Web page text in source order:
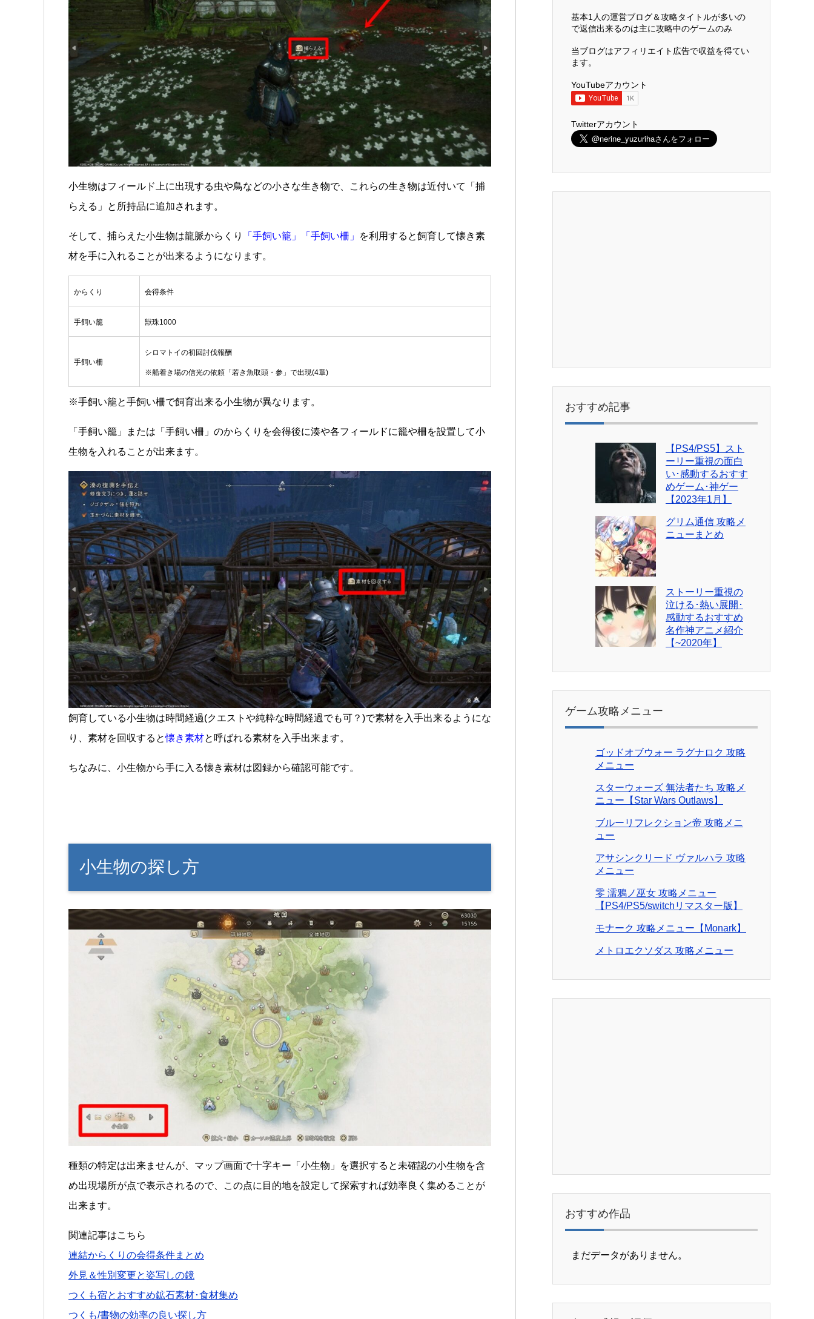
小生物はフィールド上に出現する虫や鳥などの小さな生き物で、これらの生き物は近付いて「捕
らえる」と所持品に追加されます。
そして、捕らえた小生物は龍脈からくり 「手飼い籠」「手飼い柵」
を利用すると飼育して懐き素
材を手に入れることが出来るようになります。
からくり 会得条件
手飼い籠 獣珠1000
手飼い柵
シロマトイの初回討伐報酬
※船着き場の信光の依頼「若き魚取頭・参」で出現(4章)
※手飼い籠と手飼い柵で飼育出来る小生物が異なります。
「手飼い籠」または「手飼い柵」のからくりを会得後に湊や各フィールドに籠や柵を設置して小
生物を入れることが出来ます。
飼育している小生物は時間経過(クエストや純粋な時間経過でも可？)で素材を入手出来るようにな
り、素材を回収すると懐き素材と呼ばれる素材を入手出来ます。
ちなみに、小生物から手に入る懐き素材は図録から確認可能です。
小生物の探し方
種類の特定は出来ませんが、マップ画面で十字キー「小生物」を選択すると未確認の小生物を含
め出現場所が点で表示されるので、この点に目的地を設定して探索すれば効率良く集めることが
出来ます。
関連記事はこちら
連結からくりの会得条件まとめ
外見＆性別変更と姿写しの鏡
つくも宿とおすすめ鉱石素材･食材集め
つくも/書物の効率の良い探し方
基本1人の運営ブログ＆攻略タイトルが多いの
で返信出来るのは主に攻略中のゲームのみ
当ブログはアフィリエイト広告で収益を得てい
ます。
YouTubeアカウント
Twitterアカウント
おすすめ記事
【PS4/PS5】スト
ーリー重視の面白
い･感動するおすす
めゲーム･神ゲー
【2023年1月】
グリム通信 攻略メ
ニューまとめ
ストーリー重視の
泣ける･熱い展開･
感動するおすすめ
名作神アニメ紹介
【~2020年】
ゲーム攻略メニュー
ゴッドオブウォー ラグナロク 攻略
メニュー
スターウォーズ 無法者たち 攻略メ
ニュー【Star Wars Outlaws】
ブルーリフレクション帝 攻略メニ
ュー
アサシンクリード ヴァルハラ 攻略
メニュー
零 濡鴉ノ巫女 攻略メニュー
【PS4/PS5/switchリマスター版】
モナーク 攻略メニュー【Monark】
メトロエクソダス 攻略メニュー
おすすめ作品
まだデータがありません。